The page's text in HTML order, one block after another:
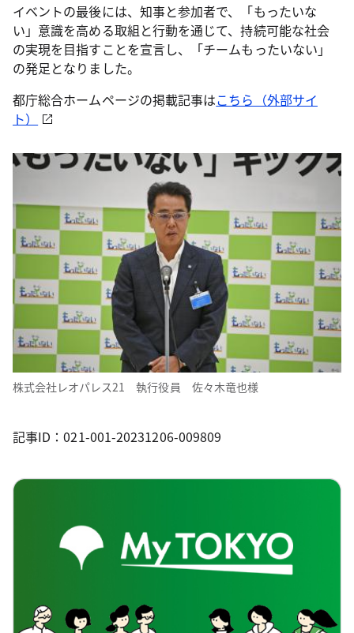
イベントの最後には、知事と参加者で、「もったいな
い」意識を高める取組と行動を通じて、持続可能な社会
の実現を目指すことを宣言し、「チームもったいない」
の発足となりました。
都庁総合ホームページの掲載記事はこちら（外部サイ
ト）
株式会社レオパレス21 執行役員 佐々木竜也様
記事ID：021-001-20231206-009809